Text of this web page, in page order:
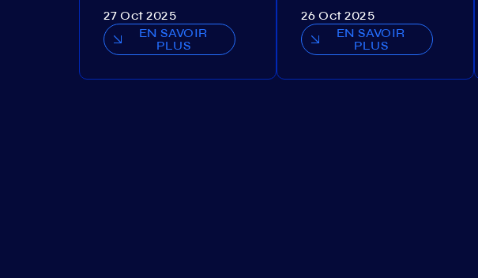
27 Oct 2025
EN SAVOIR
PLUS
26 Oct 2025
EN SAVOIR
PLUS